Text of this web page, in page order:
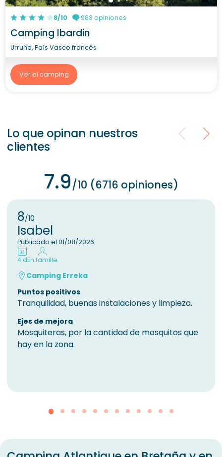
8/10 983 opiniones
Camping Ibardin
Urruña, País Vasco francés
Ver el camping
Lo que opinan nuestros
clientes
7.9/10 (6716 opiniones)
8/10
Isabel
Publicado el 01/08/2026
4 dEn famille
Camping Erreka
Puntos positivos
Tranquilidad, buenas instalaciones y limpieza.
Ejes de mejora
Mosquiteras, por la cantidad de mosquitos que
hay en la zona.